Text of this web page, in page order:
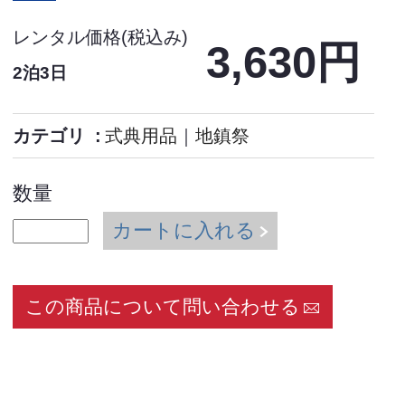
レンタル価格(税込み)
2泊3日 3,630円
カテゴリ 式典用品 ｜ 地鎮祭
数量
カートに入れる
この商品について問い合わせる